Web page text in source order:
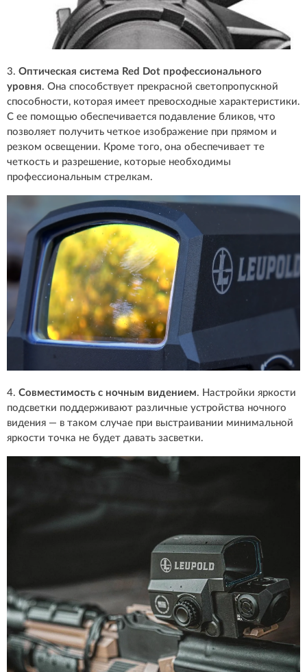
3. Оптическая система Red Dot профессионального
уровня. Она способствует прекрасной светопропускной
способности, которая имеет превосходные характеристики.
С ее помощью обеспечивается подавление бликов, что
позволяет получить четкое изображение при прямом и
резком освещении. Кроме того, она обеспечивает те
четкость и разрешение, которые необходимы
профессиональным стрелкам.
4. Совместимость с ночным видением. Настройки яркости
подсветки поддерживают различные устройства ночного
видения — в таком случае при выстраивании минимальной
яркости точка не будет давать засветки.